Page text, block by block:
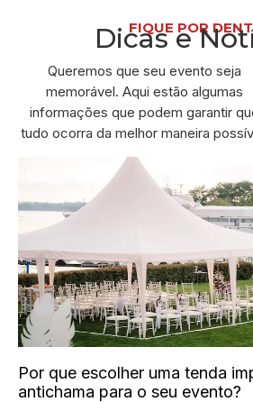
FIQUE POR
Dicas e
Queremos que seu evento seja
memorável. Aqui estão algumas
informações que podem garantir
tudo ocorra da melhor maneira
Por que escolher uma tenda
antichama para o seu evento?